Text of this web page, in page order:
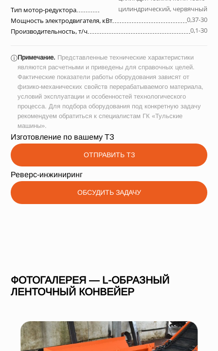
Тип мотор-редуктора
цилиндрический, червячный
Мощность электродвигателя, кВт
0,37-30
Производительность, т/ч
0,1-30
ⓘПримечание. Представленные технические характеристики
являются расчетными и приведены для справочных целей.
Фактические показатели работы оборудования зависят от
физико-механических свойств перерабатываемого материала,
условий эксплуатации и особенностей технологического
процесса. Для подбора оборудования под конкретную задачу
рекомендуем обратиться к специалистам ГК «Тульские
машины».
Изготовление по вашему ТЗ
ОТПРАВИТЬ ТЗ
Реверс-инжиниринг
ОБСУДИТЬ ЗАДАЧУ
ФОТОГАЛЕРЕЯ — L-ОБРАЗНЫЙ
ЛЕНТОЧНЫЙ КОНВЕЙЕР